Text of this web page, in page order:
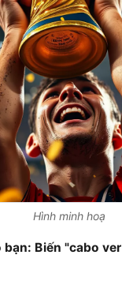
Hình minh hoạ
bạn: Biến "cabo